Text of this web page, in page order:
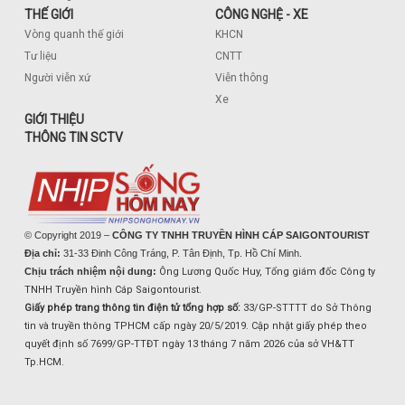
THẾ GIỚI
Vòng quanh thế giới
Tư liệu
Người viễn xứ
CÔNG NGHỆ - XE
KHCN
CNTT
Viễn thông
Xe
GIỚI THIỆU
THÔNG TIN SCTV
© Copyright 2019 – CÔNG TY TNHH TRUYỀN HÌNH CÁP SAIGONTOURIST
Địa chỉ: 31-33 Đinh Công Tráng, P. Tân Định, Tp. Hồ Chí Minh.
Chịu trách nhiệm nội dung: Ông Lương Quốc Huy, Tổng giám đốc Công ty
TNHH Truyền hình Cáp Saigontourist.
Giấy phép trang thông tin điện tử tổng hợp số: 33/GP-STTTT do Sở Thông
tin và truyền thông TPHCM cấp ngày 20/5/2019. Cập nhật giấy phép theo
quyết định số 7699/GP-TTĐT ngày 13 tháng 7 năm 2026 của sở VH&TT
Tp.HCM.